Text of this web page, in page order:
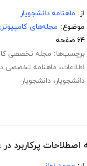
از: ماهنامه دانشجویار
موضوع: مجله‌های
۶۴ صفحه
برچسب‌ها: مجله تخصصی
اطلاعات، ماهنامه تخصصی
دانشجویار،دانشجویار
پرکاربرد